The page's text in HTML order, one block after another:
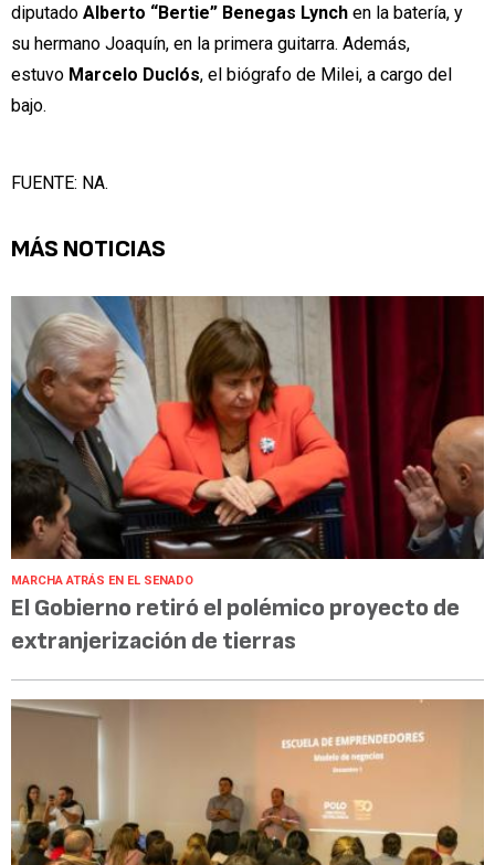
diputado Alberto “Bertie” Benegas Lynch en la batería, y
su hermano Joaquín, en la primera guitarra. Además,
estuvo Marcelo Duclós, el biógrafo de Milei, a cargo del
bajo.
FUENTE: NA.
MÁS NOTICIAS
MARCHA ATRÁS EN EL SENADO
El Gobierno retiró el polémico proyecto de
extranjerización de tierras